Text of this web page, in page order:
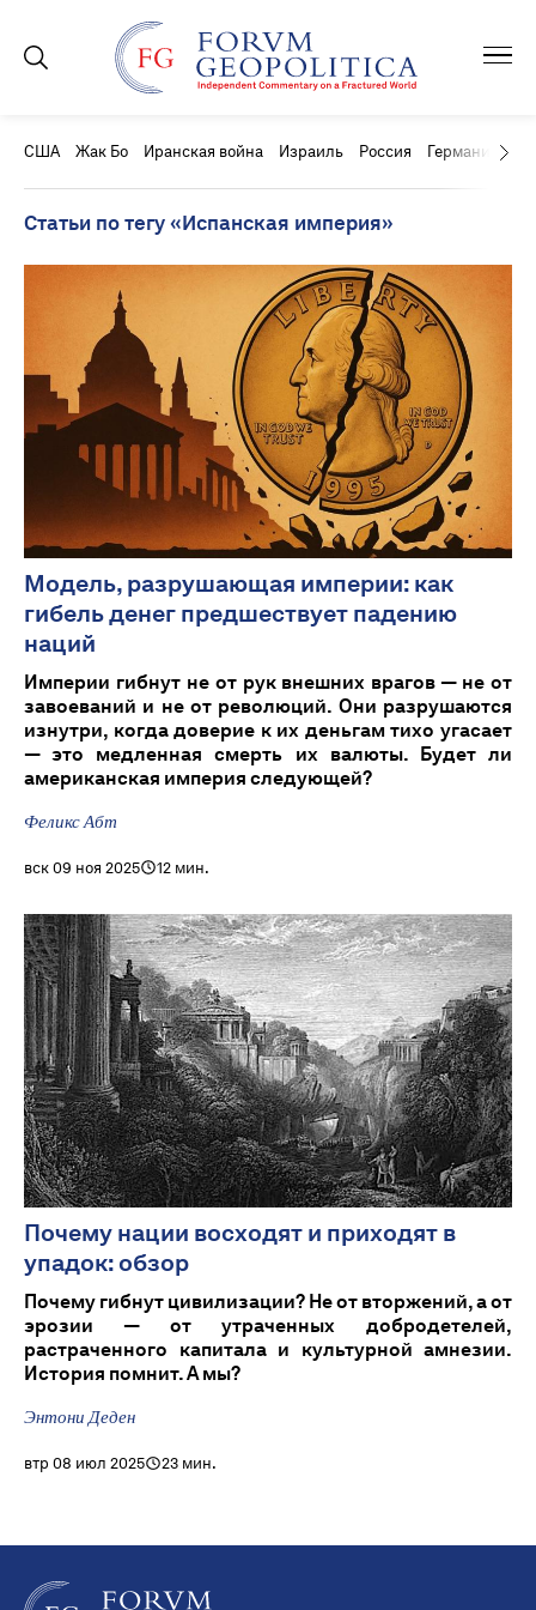
США Жак Бо Иранская война Израиль Россия Германия
Статьи по тегу «Испанская империя»
Модель, разрушающая империи: как
гибель денег предшествует падению
наций
Империи гибнут не от рук внешних врагов — не от
завоеваний и не от революций. Они разрушаются
изнутри, когда доверие к их деньгам тихо угасает
— это медленная смерть их валюты. Будет ли
американская империя следующей?
Феликс Абт
вск 09 ноя 2025 12 мин.
Почему нации восходят и приходят в
упадок: обзор
Почему гибнут цивилизации? Не от вторжений, а от
эрозии — от утраченных добродетелей,
растраченного капитала и культурной амнезии.
История помнит. А мы?
Энтони Деден
втр 08 июл 2025 23 мин.